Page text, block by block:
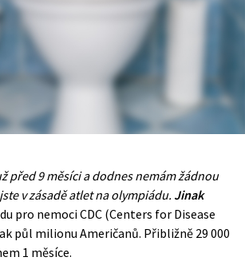
před 9 měsíci a dodnes nemám žádnou
v zásadě atlet na olympiádu. Jinak
pro nemoci CDC (Centers for Disease
půl milionu Američanů. Přibližně 29 000
1 měsíce.